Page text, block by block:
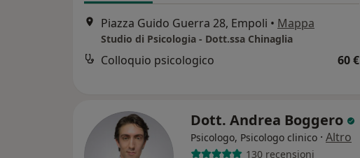
Piazza Guido Guerra 28, Empoli • Mappa
Studio di Psicologia - Dott.ssa Chinaglia
Colloquio psicologico 60 €
Dott. Andrea Boggero
Psicologo, Psicologo clinico · Altro
130 recensioni